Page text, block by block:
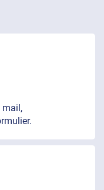
mail,